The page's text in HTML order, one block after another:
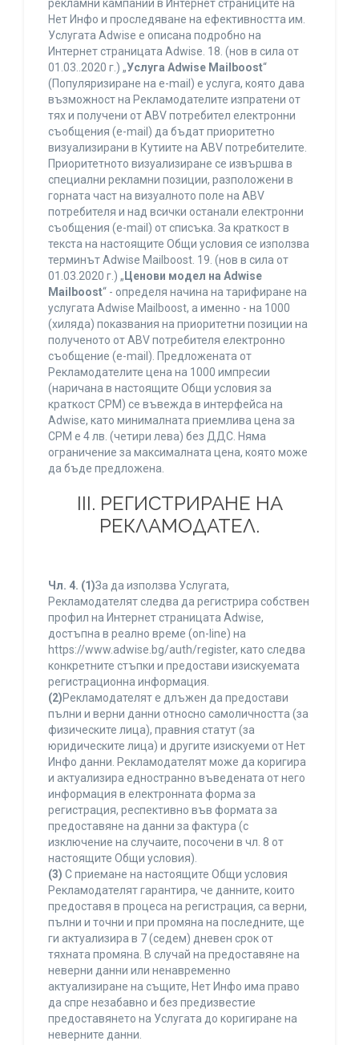
рекламни кампании в Интернет страниците на
Нет Инфо и проследяване на ефективността им.
Услугата Adwise е описана подробно на
Интернет страницата Adwise. 18. (нов в сила от
01.03..2020 г.) „Услуга Adwise Mailboost“
(Популяризиране на e-mail) е услуга, която дава
възможност на Рекламодателите изпратени от
тях и получени от ABV потребител електронни
съобщения (e-mail) да бъдат приоритетно
визуализирани в Кутиите на ABV потребителите.
Приоритетното визуализиране се извършва в
специални рекламни позиции, разположени в
горната част на визуалното поле на ABV
потребителя и над всички останали електронни
съобщения (e-mail) от списъка. За краткост в
текста на настоящите Общи условия се използва
терминът Adwise Mailboost. 19. (нов в сила от
01.03.2020 г.) „ Ценови модел на Adwise
Mailboost“ - определя начина на тарифиране на
услугата Adwise Mailboost, а именно - на 1000
(хиляда) показвания на приоритетни позиции на
полученото от ABV потребителя електронно
съобщение (e-mail). Предложената от
Рекламодателите цена на 1000 импресии
(наричана в настоящите Общи условия за
краткост CPM) се въвежда в интерфейса на
Adwise, като минималната приемлива цена за
CPM е 4 лв. (четири лева) без ДДС. Няма
ограничение за максималната цена, която може
да бъде предложена.
ІІІ. РЕГИСТРИРАНЕ НА
РЕКЛАМОДАТЕЛ.
Чл. 4. (1)За да използва Услугата,
Рекламодателят следва да регистрира собствен
профил на Интернет страницата Adwise,
достъпна в реално време (on-line) на
https://www.adwise.bg/auth/register, като следва
конкретните стъпки и предостави изискуемата
регистрационна информация.
(2)Рекламодателят е длъжен да предостави
пълни и верни данни относно самоличността (за
физическите лица), правния статут (за
юридическите лица) и другите изискуеми от Нет
Инфо данни. Рекламодателят може да коригира
и актуализира едностранно въведената от него
информация в електронната форма за
регистрация, респективно във формата за
предоставяне на данни за фактура (с
изключение на случаите, посочени в чл. 8 от
настоящите Общи условия).
(3) С приемане на настоящите Общи условия
Рекламодателят гарантира, че данните, които
предоставя в процеса на регистрация, са верни,
пълни и точни и при промяна на последните, ще
ги актуализира в 7 (седем) дневен срок от
тяхната промяна. В случай на предоставяне на
неверни данни или ненавременно
актуализиране на същите, Нет Инфо има право
да спре незабавно и без предизвестие
предоставянето на Услугата до коригиране на
неверните данни.